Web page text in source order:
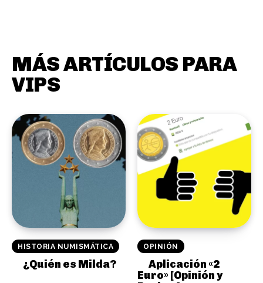
MÁS ARTÍCULOS PARA
VIPS
HISTORIA NUMISMÁTICA
¿Quién es Milda?
OPINIÓN
Aplicación «2
Euro» [Opinión y